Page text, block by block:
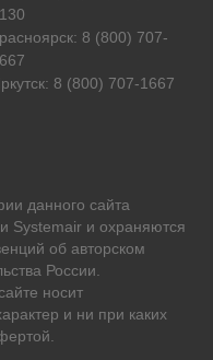
8 (800) 707-
8 (800) 707-1667
данного сайта
Systemair и охраняются
об авторском
России.
носит
и ни при каких